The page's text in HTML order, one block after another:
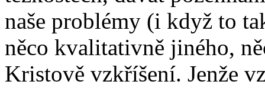
naše problémy (i když to
něco kvalitativně jiného,
Kristově vzkříšení. Jenže